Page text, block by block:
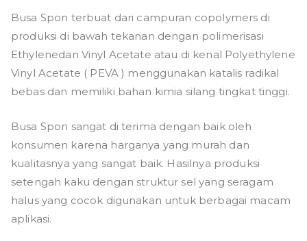
Busa Spon terbuat dari campuran copolymers di
produksi di bawah tekanan dengan polimerisasi
Ethylenedan Vinyl Acetate atau di kenal Polyethylene
Vinyl Acetate ( PEVA ) menggunakan katalis radikal
bebas dan memiliki bahan kimia silang tingkat tinggi.
Busa Spon sangat di terima dengan baik oleh
konsumen karena harganya yang murah dan
kualitasnya yang sangat baik. Hasilnya produksi
setengah kaku dengan struktur sel yang seragam
halus yang cocok digunakan untuk berbagai macam
aplikasi.